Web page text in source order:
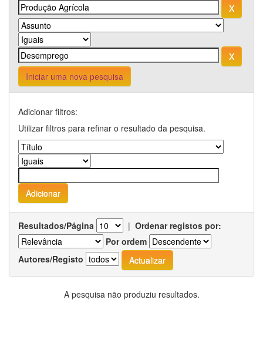
Iniciar uma nova pesquisa
Adicionar filtros:
Utilizar filtros para refinar o resultado da pesquisa.
Resultados/Página | Ordenar registos por:
Por ordem
Autores/Registo
A pesquisa não produziu resultados.